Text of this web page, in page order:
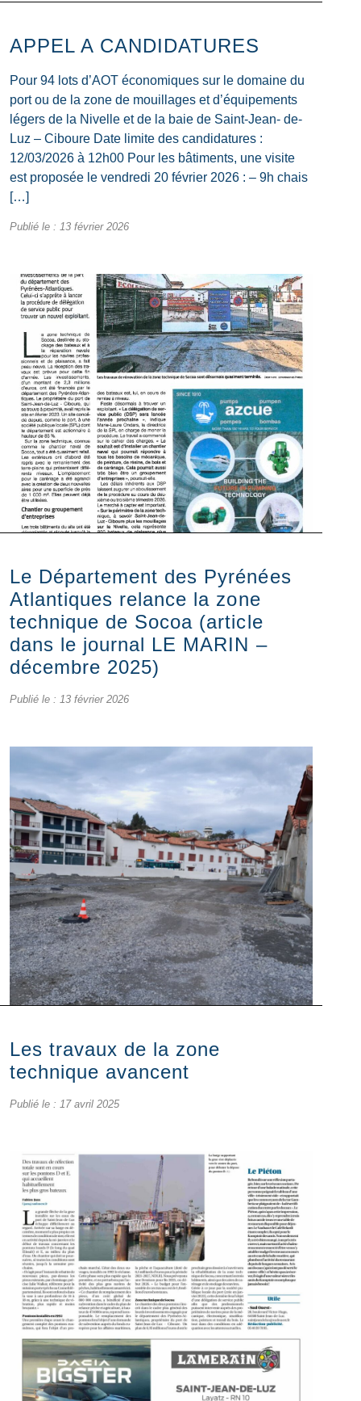
APPEL A CANDIDATURES
Pour 94 lots d’AOT économiques sur le domaine du
port ou de la zone de mouillages et d’équipements
légers de la Nivelle et de la baie de Saint-Jean- de-
Luz – Ciboure Date limite des candidatures :
12/03/2026 à 12h00 Pour les bâtiments, une visite
est proposée le vendredi 20 février 2026 : – 9h chais
[…]
Publié le : 13 février 2026
Le Département des Pyrénées
Atlantiques relance la zone
technique de Socoa (article
dans le journal LE MARIN –
décembre 2025)
Publié le : 13 février 2026
Les travaux de la zone
technique avancent
Publié le : 17 avril 2025